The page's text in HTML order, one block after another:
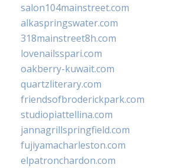
salon104mainstreet.com
alkaspringswater.com
318mainstreet8h.com
lovenailsspari.com
oakberry-kuwait.com
quartzliterary.com
friendsofbroderickpark.com
studiopiattellina.com
jannagrillspringfield.com
fujiyamacharleston.com
elpatronchardon.com